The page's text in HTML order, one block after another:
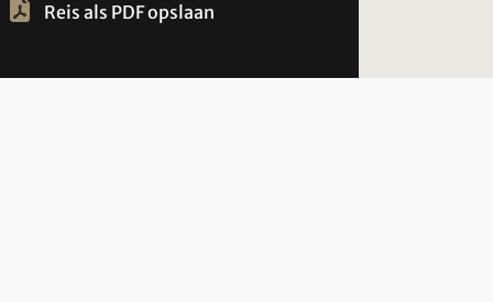
Reis als PDF opslaan